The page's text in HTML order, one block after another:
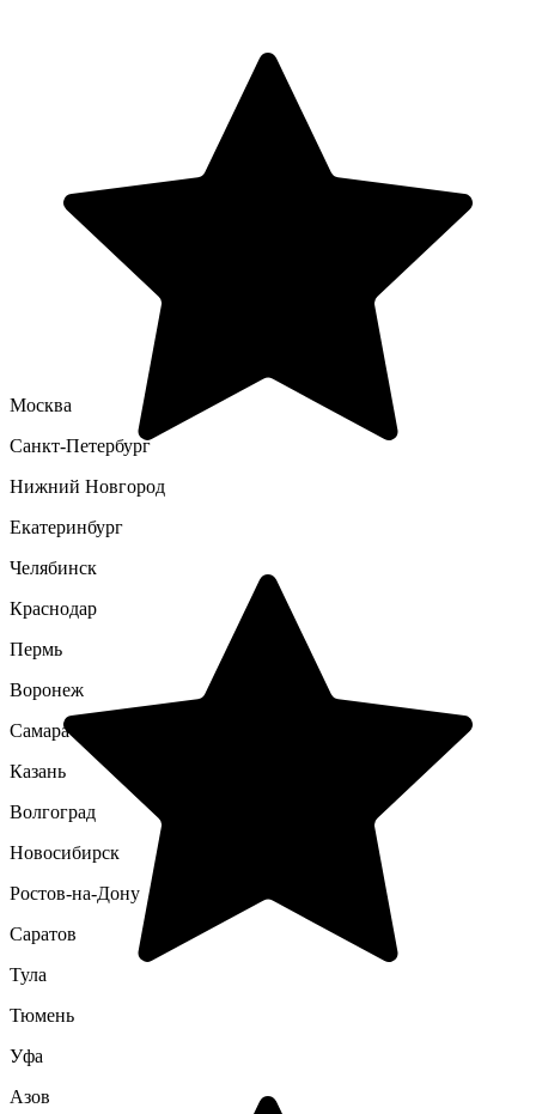
Москва
Санкт-Петербург
Нижний Новгород
Екатеринбург
Челябинск
Краснодар
Пермь
Воронеж
Самара
Казань
Волгоград
Новосибирск
Ростов-на-Дону
Саратов
Тула
Тюмень
Уфа
Азов